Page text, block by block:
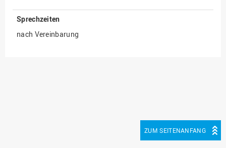
Marketing
LearningCenter
Sprechzeiten
nach Vereinbarung
ZUM SEITENANFANG